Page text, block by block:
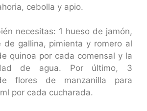
cebolla y apio.
necesitas: 1 hueso de jamón,
de gallina, pimienta y romero al
quinoa por cada comensal y la
de agua. Por último, 3
flores de manzanilla para
por cada cucharada.